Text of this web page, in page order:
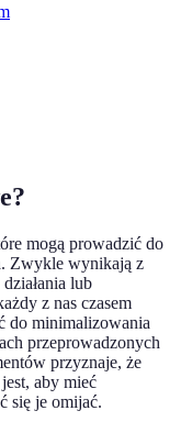
mogą prowadzić do
Zwykle wynikają z
lub
z nas czasem
do minimalizowania
przeprowadzonych
przyznaje, że
aby mieć
się je omijać.